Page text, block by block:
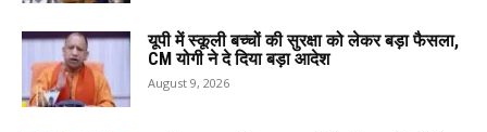
यूपी में स्कूली बच्चों की सुरक्षा को लेकर बड़ा फैसला,
CM योगी ने दे दिया बड़ा आदेश
August 9, 2026